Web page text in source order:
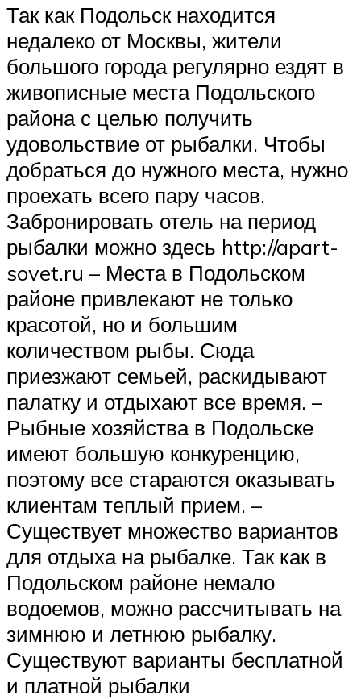
Так как Подольск находится
недалеко от Москвы, жители
большого города регулярно ездят в
живописные места Подольского
района с целью получить
удовольствие от рыбалки. Чтобы
добраться до нужного места, нужно
проехать всего пару часов.
Забронировать отель на период
рыбалки можно здесь http://apart-
sovet.ru – Места в Подольском
районе привлекают не только
красотой, но и большим
количеством рыбы. Сюда
приезжают семьей, раскидывают
палатку и отдыхают все время. –
Рыбные хозяйства в Подольске
имеют большую конкуренцию,
поэтому все стараются оказывать
клиентам теплый прием. –
Существует множество вариантов
для отдыха на рыбалке. Так как в
Подольском районе немало
водоемов, можно рассчитывать на
зимнюю и летнюю рыбалку.
Существуют варианты бесплатной
и платной рыбалки